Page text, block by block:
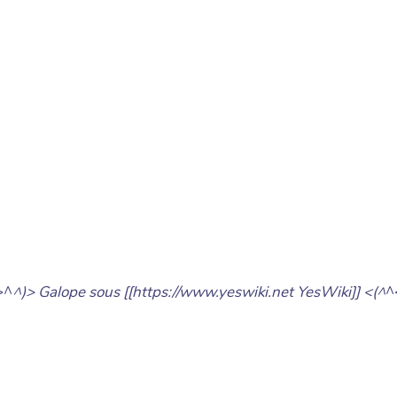
^)> Galope sous [[https://www.yeswiki.net YesWiki]] <(^